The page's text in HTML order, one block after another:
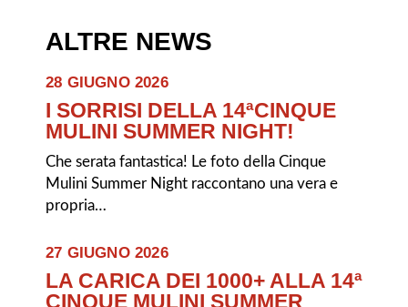
ALTRE NEWS
28 GIUGNO 2026
I SORRISI DELLA 14ªCINQUE
MULINI SUMMER NIGHT!
Che serata fantastica! Le foto della Cinque
Mulini Summer Night raccontano una vera e
propria…
27 GIUGNO 2026
LA CARICA DEI 1000+ ALLA 14ª
CINQUE MULINI SUMMER